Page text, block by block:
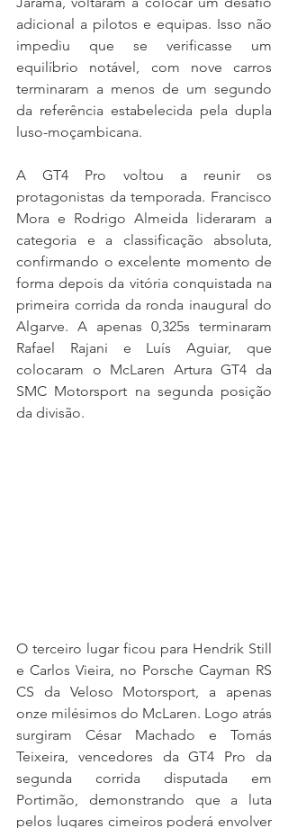
adicional a pilotos e equipas. Isso não
impediu que se verificasse um
equilíbrio notável, com nove carros
terminaram a menos de um segundo
da referência estabelecida pela dupla
luso-moçambicana.
A GT4 Pro voltou a reunir os
protagonistas da temporada. Francisco
Mora e Rodrigo Almeida lideraram a
categoria e a classificação absoluta,
confirmando o excelente momento de
forma depois da vitória conquistada na
primeira corrida da ronda inaugural do
Algarve. A apenas 0,325s terminaram
Rafael Rajani e Luís Aguiar, que
colocaram o McLaren Artura GT4 da
SMC Motorsport na segunda posição
da divisão.
O terceiro lugar ficou para Hendrik Still
e Carlos Vieira, no Porsche Cayman RS
CS da Veloso Motorsport, a apenas
onze milésimos do McLaren. Logo atrás
surgiram César Machado e Tomás
Teixeira, vencedores da GT4 Pro da
segunda corrida disputada em
Portimão, demonstrando que a luta
pelos lugares cimeiros poderá envolver